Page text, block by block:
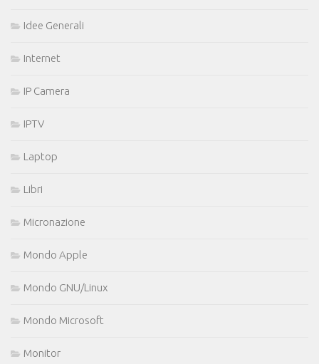
Idee Generali
Internet
IP Camera
IPTV
Laptop
Libri
Micronazione
Mondo Apple
Mondo GNU/Linux
Mondo Microsoft
Monitor